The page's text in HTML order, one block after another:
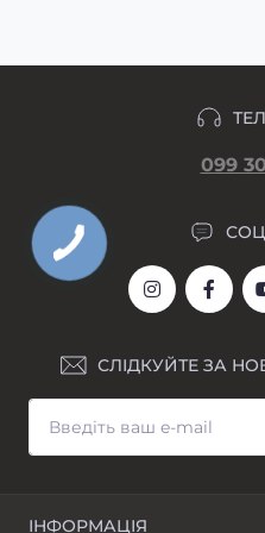
099
СЛІДКУЙТЕ ЗА
ІНФОРМАЦІЯ